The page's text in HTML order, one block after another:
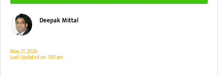
Deepak Mittal
May 21, 2026
Last Updated on7:30 am